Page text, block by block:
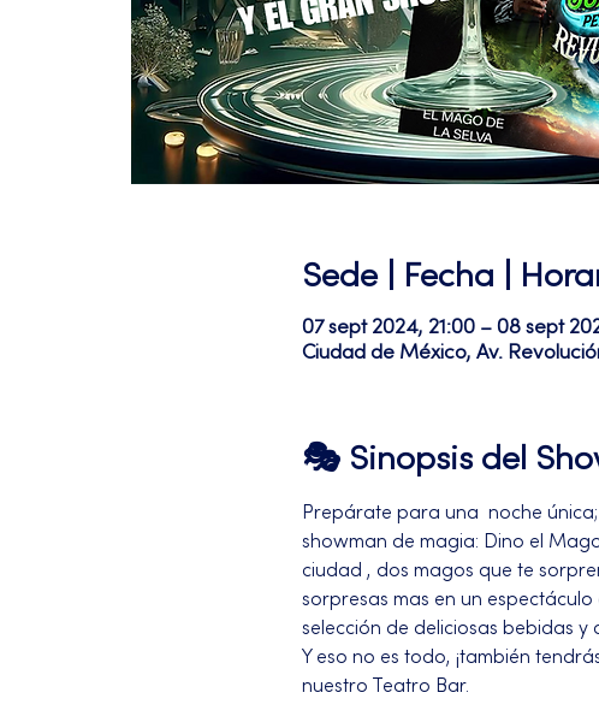
Sede | Fecha |
07 sept 2024, 21:00 – 08 sept
Ciudad de México, Av.
🎭 Sinopsis del
Prepárate para una  noche
showman de magia: Dino el Mago
ciudad , dos magos que te
sorpresas mas en un
selección de deliciosas bebidas
Y eso no es todo, ¡también
nuestro Teatro Bar.